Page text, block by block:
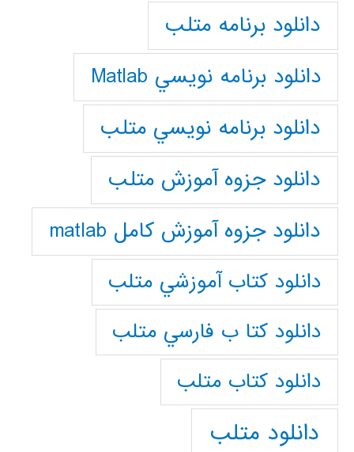
دانلود برنامه متلب
دانلود برنامه نويسي Matlab
دانلود برنامه نويسي متلب
دانلود جزوه آموزش متلب
دانلود جزوه آموزش کامل matlab
دانلود كتاب آموزشي متلب
دانلود كتا ب فارسي متلب
دانلود كتاب متلب
دانلود متلب